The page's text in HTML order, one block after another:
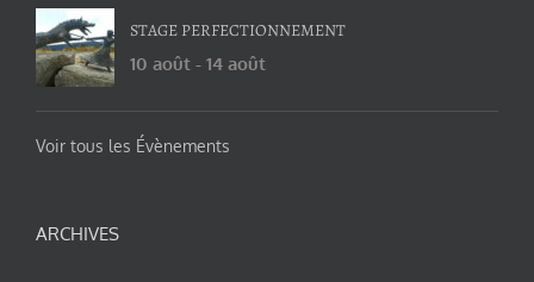
STAGE PERFECTIONNEMENT
10 août - 14 août
Voir tous les Évènements
ARCHIVES